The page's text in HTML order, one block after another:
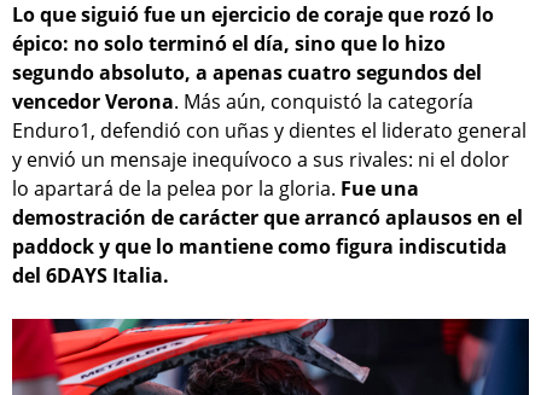
Lo que siguió fue un ejercicio de coraje que rozó lo
épico: no solo terminó el día, sino que lo hizo
segundo absoluto, a apenas cuatro segundos del
vencedor Verona. Más aún, conquistó la categoría
Enduro1, defendió con uñas y dientes el liderato general
y envió un mensaje inequívoco a sus rivales: ni el dolor
lo apartará de la pelea por la gloria. Fue una
demostración de carácter que arrancó aplausos en el
paddock y que lo mantiene como figura indiscutida
del 6DAYS Italia.